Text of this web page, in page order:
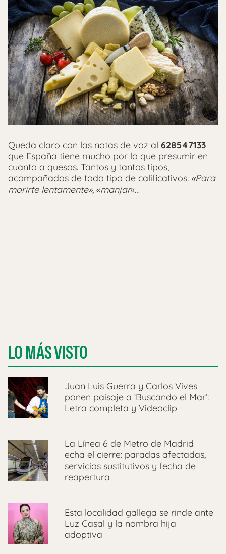
Queda claro con las notas de voz al 628547133
que España tiene mucho por lo que presumir en
cuanto a quesos. Tantos y tantos tipos,
acompañados de todo tipo de calificativos: «Para
morirte lentamente», «manjar«…
LO MÁS VISTO
Juan Luis Guerra y Carlos Vives
ponen paisaje a ‘Buscando el Mar’:
Letra completa y Videoclip
La Línea 6 de Metro de Madrid
echa el cierre: paradas afectadas,
servicios sustitutivos y fecha de
reapertura
Esta localidad gallega se rinde ante
Luz Casal y la nombra hija
adoptiva